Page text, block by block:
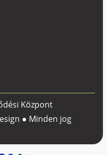
Központ
● Minden jog